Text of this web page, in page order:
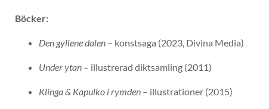
Böcker:
Den gyllene dalen – konstsaga (2023, Divina Media)
Under ytan – illustrerad diktsamling (2011)
Klinga & Kapulko i rymden – illustrationer (2015)